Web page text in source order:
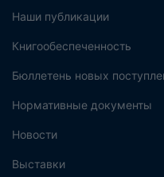
Наши публикации
Книгообеспеченность
Бюллетень новых
Нормативные документы
Новости
Выставки